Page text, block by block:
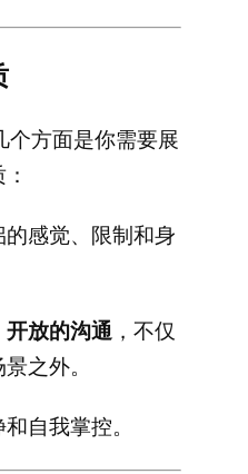
个方面是你需要展
感觉、限制和身
放的沟通 ，不仅
之外。
自我掌控。